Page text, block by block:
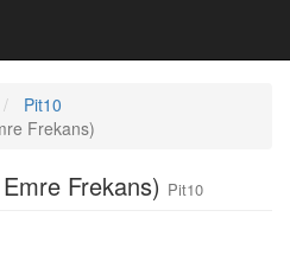
Pit10
Frekans)
Frekans) Pit10